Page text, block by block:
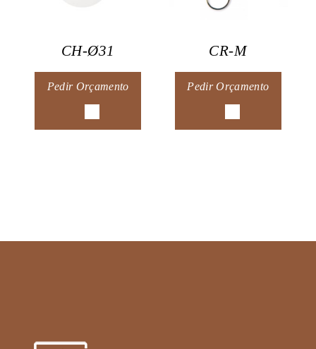
CH-Ø31
Pedir Orçamento
CR-M
Pedir Orçamento